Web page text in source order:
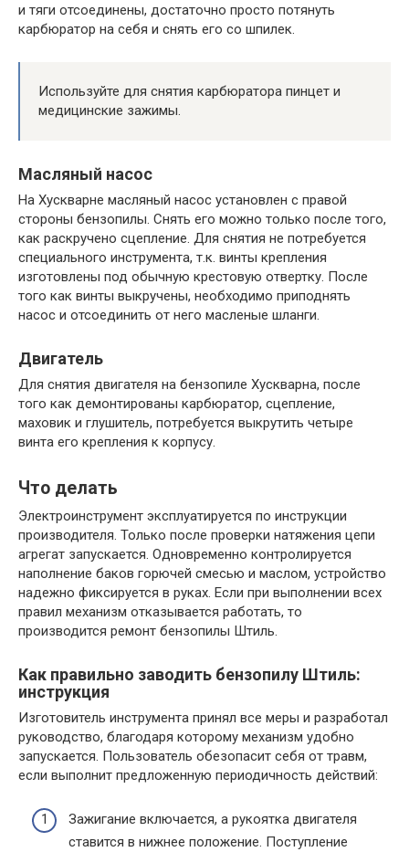
и тяги отсоединены, достаточно просто потянуть
карбюратор на себя и снять его со шпилек.
Используйте для снятия карбюратора пинцет и
медицинские зажимы.
Масляный насос
На Хускварне масляный насос установлен с правой
стороны бензопилы. Снять его можно только после того,
как раскручено сцепление. Для снятия не потребуется
специального инструмента, т.к. винты крепления
изготовлены под обычную крестовую отвертку. После
того как винты выкручены, необходимо приподнять
насос и отсоединить от него масленые шланги.
Двигатель
Для снятия двигателя на бензопиле Хускварна, после
того как демонтированы карбюратор, сцепление,
маховик и глушитель, потребуется выкрутить четыре
винта его крепления к корпусу.
Что делать
Электроинструмент эксплуатируется по инструкции
производителя. Только после проверки натяжения цепи
агрегат запускается. Одновременно контролируется
наполнение баков горючей смесью и маслом, устройство
надежно фиксируется в руках. Если при выполнении всех
правил механизм отказывается работать, то
производится ремонт бензопилы Штиль.
Как правильно заводить бензопилу Штиль:
инструкция
Изготовитель инструмента принял все меры и разработал
руководство, благодаря которому механизм удобно
запускается. Пользователь обезопасит себя от травм,
если выполнит предложенную периодичность действий:
Зажигание включается, а рукоятка двигателя
ставится в нижнее положение. Поступление